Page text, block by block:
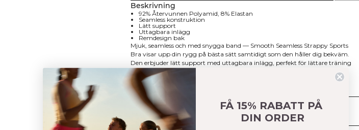
Beskrivning
92% Återvunnen Polyamid, 8% Elastan
Seamless konstruktion
Lätt support
Uttagbara inlägg
Remdesign bak
Mjuk, seamless och med snygga band — Smooth Seamless Strappy Sports
Bra visar upp din rygg på bästa sätt samtidigt som den håller dig bekväm.
Den erbjuder lätt support med uttagbara inlägg, perfekt för lättare träning
eller vardagsanvändning. Det stretchiga seamless-materialet ger fantastisk
rörlighet och den strappy designen skapar en snygg look på ryggen.
Tekniska aspekter
Leverans & returer
FÅ 15% RABATT PÅ
DIN ORDER